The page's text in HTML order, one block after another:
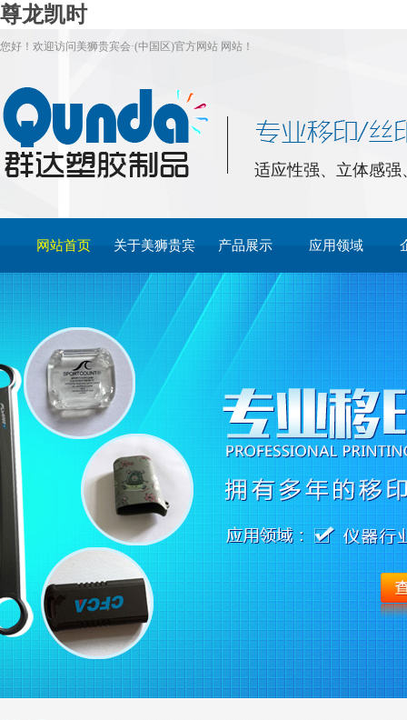
尊龙凯时
您好！欢迎访问美狮贵宾会·(中国区)官方网站 网站！
适应性强、立体感
网站首页 关于美狮贵宾 产品展示 应用领域